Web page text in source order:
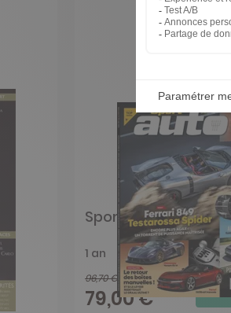
Sport Auto
1 an
96,70 €
79,00 € -18%